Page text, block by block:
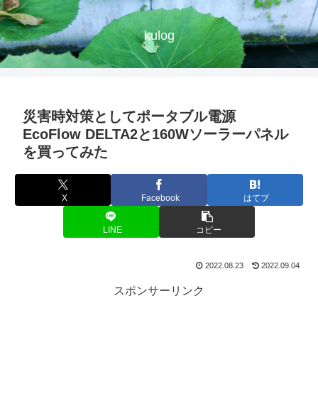
kulog
災害時対策としてポータブル電源
EcoFlow DELTA2と160Wソーラーパネル
を買ってみた
X Facebook はてブ
LINE コピー
2022.08.23 2022.09.04
スポンサーリンク